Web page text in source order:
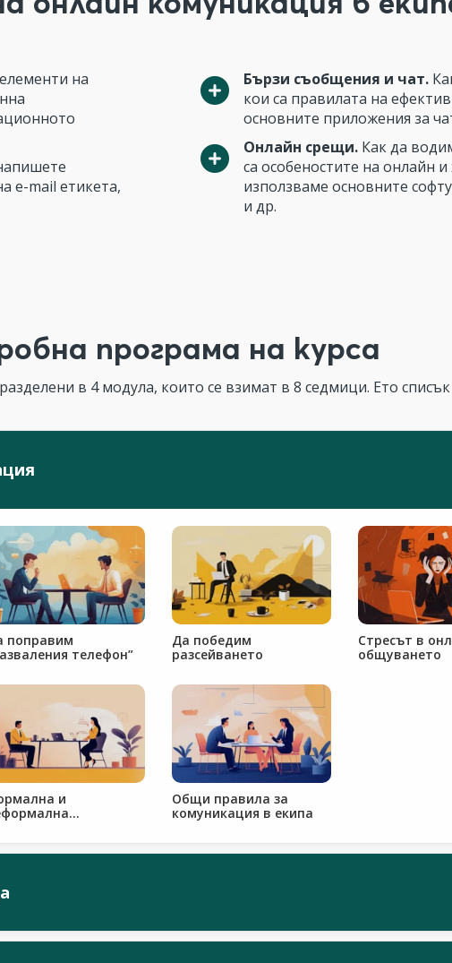
на
e-mail етикета,
Бързи съобщения и чат.
кои са правилата на
основните приложения за
Онлайн срещи. Как да
са особеностите на онлайн
използваме основните
и др.
програма на курса
в 4 модула, които се взимат в 8 седмици. Ето
поправим
телефон”
Да победим
разсейването
Стресът в
общуването
и
Общи правила за
комуникация в екипа